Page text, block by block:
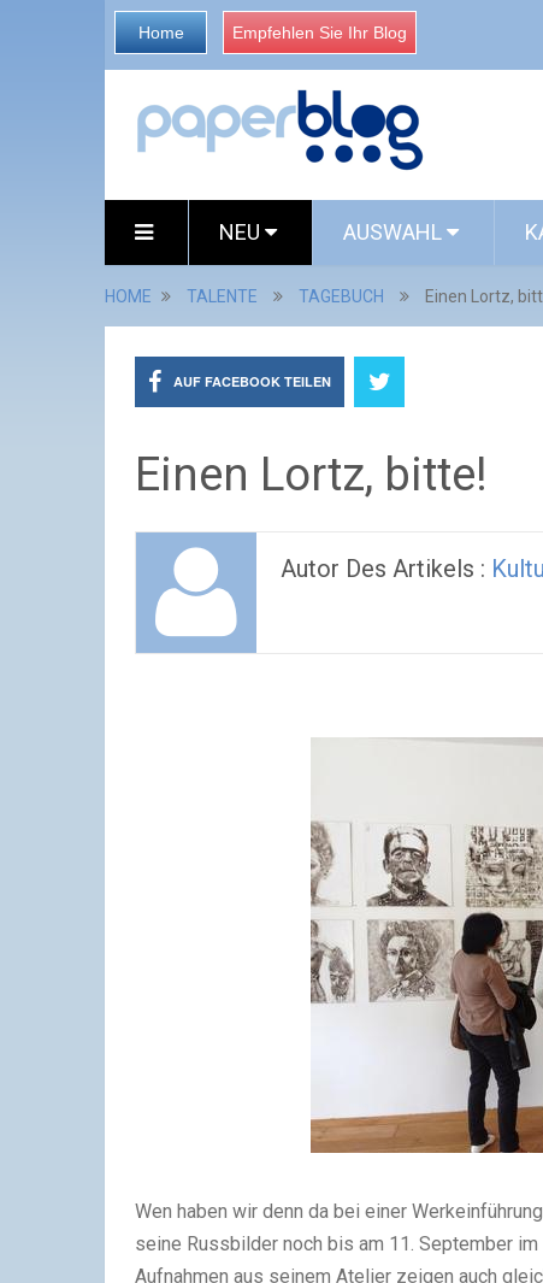
Home Empfehlen Sie Ihr Blog
NEU AUSWAHL
HOME TALENTE TAGEBUCH Einen Lortz,
AUF FACEBOOK TEILEN
Einen Lortz, bitte!
Autor Des Artikels :
Wen haben wir denn da bei einer
seine Russbilder noch bis am 11. September
Aufnahmen aus seinem Atelier zeigen auch